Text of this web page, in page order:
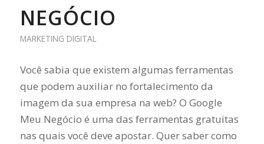
NEGÓCIO
MARKETING DIGITAL
Você sabia que existem algumas ferramentas
que podem auxiliar no fortalecimento da
imagem da sua empresa na web? O Google
Meu Negócio é uma das ferramentas gratuitas
nas quais você deve apostar. Quer saber como